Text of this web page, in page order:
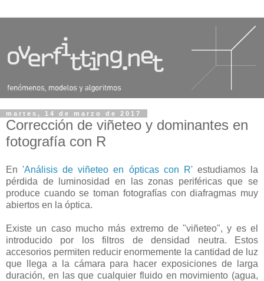
martes, 14 de marzo de 2017
Corrección de viñeteo y dominantes en
fotografía con R
En'Análisis de viñeteo en ópticas con R'estudiamos la
pérdida de luminosidad en las zonas periféricas que se
produce cuando se toman fotografías con diafragmas muy
abiertos en la óptica.
Existe un caso mucho más extremo de "viñeteo", y es el
introducido por los filtros de densidad neutra. Estos
accesorios permiten reducir enormemente la cantidad de luz
que llega a la cámara para hacer exposiciones de larga
duración, en las que cualquier fluido en movimiento (agua,